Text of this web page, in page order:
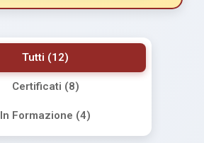
Tutti (12)
Certificati (8)
In Formazione (4)